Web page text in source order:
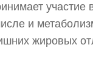
участие
и
жировых